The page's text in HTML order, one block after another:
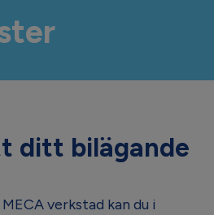
ditt bilägande
verkstad kan du i